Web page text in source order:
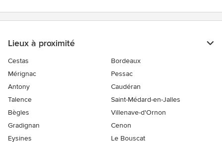
Lieux à proximité
Cestas
Bordeaux
Mérignac
Pessac
Antony
Caudéran
Talence
Saint-Médard-en-Jalles
Bègles
Villenave-d'Ornon
Gradignan
Cenon
Eysines
Le Bouscat